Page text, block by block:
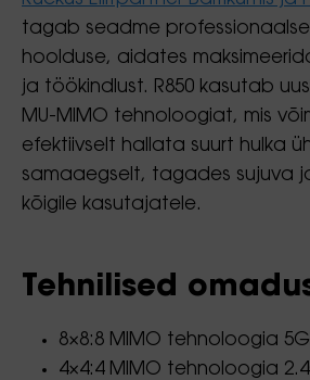
tagab seadme
hoolduse, aidates
ja töökindlust. R850 kasutab
MU-MIMO tehnoloogiat, mis
efektiivselt hallata suurt hulka
samaaegselt, tagades sujuva
kõigile kasutajatele.
Tehnilised
8×8:8 MIMO tehnoloogia
4×4:4 MIMO tehnoloogia